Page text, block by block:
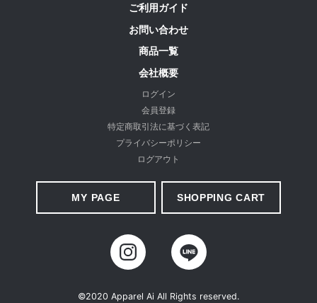
ご利用ガイド
お問い合わせ
商品一覧
会社概要
ログイン
会員登録
特定商取引法に基づく表記
プライバシーポリシー
ログアウト
MY PAGE SHOPPING CART
©2020 Apparel Ai All Rights reserved.